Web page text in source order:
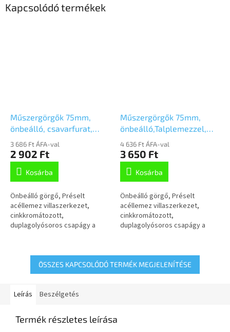
Kapcsolódó termékek
Műszergörgők 75mm,
önbeálló, csavarfurat,
2470PJP075P30-11
3 686 Ft ÁFA-val
2 902 Ft
Kosárba
Önbeálló görgő, Préselt
acéllemez villaszerkezet,
cinkkromátozott,
duplagolyósoros csapágy a
keréktárcsa,szürke,
nyommentes TENTEprene...
Műszergörgők 75mm,
önbeálló,Talplemezzel,
2470PJP075P40
4 636 Ft ÁFA-val
3 650 Ft
Kosárba
Önbeálló görgő, Préselt
acéllemez villaszerkezet,
cinkkromátozott,
duplagolyósoros csapágy a
szürke, nyommentes...
ÖSSZES KAPCSOLÓDÓ TERMÉK MEGJELENÍTÉSE
Leírás Beszélgetés
Termék részletes leírása